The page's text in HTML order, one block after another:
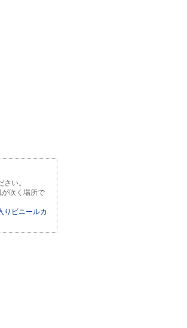
い。
吹く場所で
りビニールカ